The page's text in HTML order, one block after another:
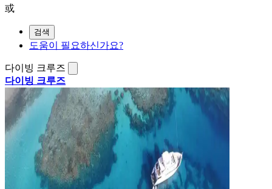
或
검색
도움이 필요하신가요?
다이빙 크루즈
다이빙 크루즈